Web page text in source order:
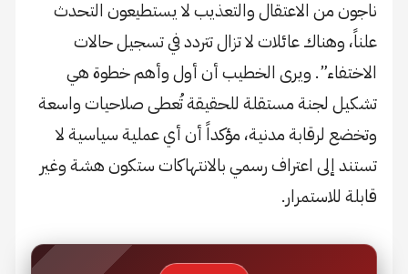
ناجون من الاعتقال والتعذيب لا يستطيعون التحدث
علناً، وهناك عائلات لا تزال تتردد في تسجيل حالات
الاختفاء”. ويرى الخطيب أن أول وأهم خطوة هي
تشكيل لجنة مستقلة للحقيقة تُعطى صلاحيات واسعة
وتخضع لرقابة مدنية، مؤكداً أن أي عملية سياسية لا
تستند إلى اعتراف رسمي بالانتهاكات ستكون هشة وغير
قابلة للاستمرار.